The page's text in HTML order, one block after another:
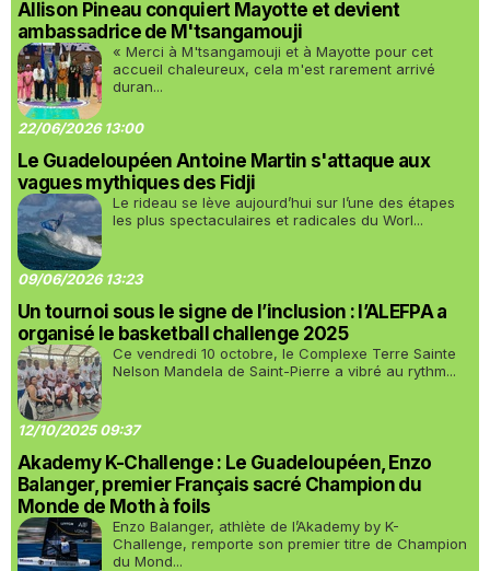
Allison Pineau conquiert Mayotte et devient
ambassadrice de M'tsangamouji
« Merci à M'tsangamouji et à Mayotte pour cet
accueil chaleureux, cela m'est rarement arrivé
duran...
22/06/2026 13:00
Le Guadeloupéen Antoine Martin s'attaque aux
vagues mythiques des Fidji
Le rideau se lève aujourd’hui sur l’une des étapes
les plus spectaculaires et radicales du Worl...
09/06/2026 13:23
Un tournoi sous le signe de l’inclusion : l’ALEFPA a
organisé le basketball challenge 2025
Ce vendredi 10 octobre, le Complexe Terre Sainte
Nelson Mandela de Saint-Pierre a vibré au rythm...
12/10/2025 09:37
Akademy K-Challenge : Le Guadeloupéen, Enzo
Balanger, premier Français sacré Champion du
Monde de Moth à foils
Enzo Balanger, athlète de l’Akademy by K-
Challenge, remporte son premier titre de Champion
du Mond...